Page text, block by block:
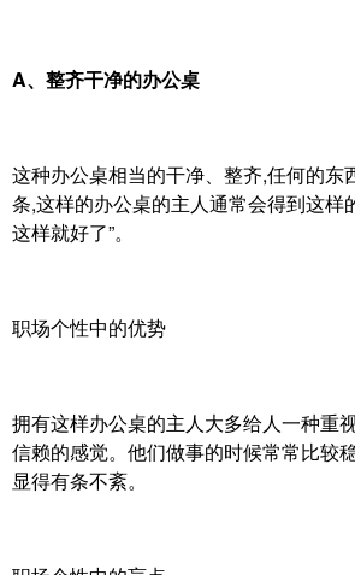
A、整齐干净的办公桌
这种办公桌相当的干净、整齐,任何的东
条,这样的办公桌的主人通常会得到这样
这样就好了”。
职场个性中的优势
拥有这样办公桌的主人大多给人一种重
信赖的感觉。他们做事的时候常常比较
显得有条不紊。